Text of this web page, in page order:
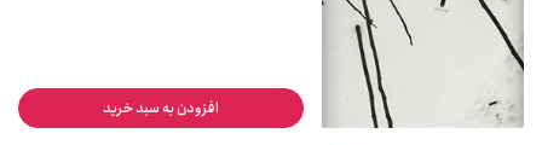
افزودن به سبد خرید